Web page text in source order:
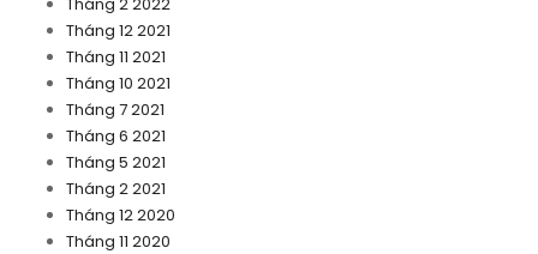
Tháng 12 2021
Tháng 11 2021
Tháng 10 2021
Tháng 7 2021
Tháng 6 2021
Tháng 5 2021
Tháng 2 2021
Tháng 12 2020
Tháng 11 2020